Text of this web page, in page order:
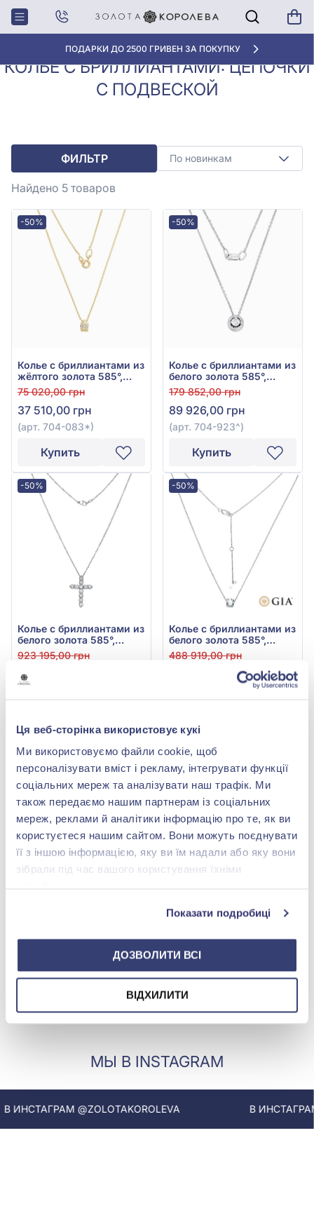
Ця веб-сторінка використовує кукі
Ми використовуємо файли cookie, щоб
персоналізувати вміст і рекламу, інтегрувати функції
соціальних мереж та аналізувати наш трафік. Ми
також передаємо нашим партнерам із соціальних
мереж, реклами й аналітики інформацію про те, як ви
користуєтеся нашим сайтом. Вони можуть поєднувати
її з іншою інформацією, яку ви їм надали або яку вони
зібрали під час вашого користування їхніми
Показати подробиці
ДОЗВОЛИТИ ВСІ
ВІДХИЛИТИ
ПОДАРКИ ДО 2500 ГРИВЕН ЗА ПОКУПКУ
Главная
Колье с
бриллиантами
Колье с бриллиантами: цепочки
с подвеской
КОЛЬЕ С БРИЛЛИАНТАМИ: ЦЕПОЧКИ
С ПОДВЕСКОЙ
ФИЛЬТР По новинкам
Найдено 5 товаров
-50%
Колье с бриллиантами из
жёлтого золота 585°,
Бриллиант 0,07ct, арт.
704-083*
75 020,00 грн
37 510,00 грн
(арт. 704-083*)
Купить
-50%
Колье с бриллиантами из
белого золота 585°,
Бриллиант 0,2ct, арт.
704-923
179 852,00 грн
89 926,00 грн
(арт. 704-923^)
Купить
-50%
Колье с бриллиантами из
белого золота 585°,
Бриллиант 3,36ct, арт.
КР7150/1S
923 195,00 грн
461 597,50 грн
-50%
Колье с бриллиантами из
белого золота 585°,
Бриллиант 1ct, арт.
П7071/1S-GIA
488 919,00 грн
244 459,50 грн
(арт. П7071/1S-GIA)
-50%
0,05ct, турмалин 0,06ct,
синий сапфир гидро.
4,83ct, арт. 3-128-33534-
145-313-410
69 712,00 грн
(арт. 3-128-33534-145-
МЫ В INSTAGRAM
@ZOLOTAKOROLEVA В ИНСТАГРАМ